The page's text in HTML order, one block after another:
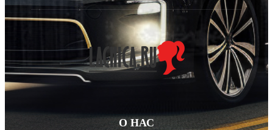
О НАС